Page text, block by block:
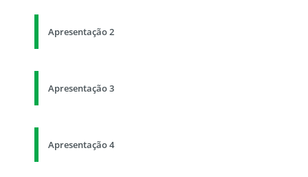
Apresentação 2
Apresentação 3
Apresentação 4